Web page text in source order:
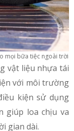
mọi bữa tiệc ngoài trời
vật liệu nhựa tái
với môi trường
kiện sử dụng
giúp loa chịu va
gian dài.